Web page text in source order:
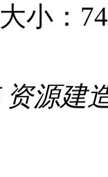
大小：
资源建